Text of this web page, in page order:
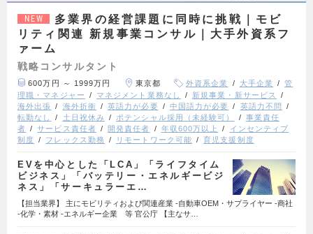
NEW
多業界の経営課題に同時に挑戦｜モビ
リティ関連 新規事業コンサル｜大手外資系フ
ァーム
戦略コンサルタント
600万円 ～ 1999万円 東京都 外資系企業 大手企業
管
理職・マネジャー
マネジメント業務なし
新規事業・新サービス
海外出張
海外折衝 英語力が必要 中国語力が必要
英語力不問
転勤なし
土日祝休み ポテンシャル採用（未経験可）
事業責任
者
サービス責任者 開発責任者 年収600万以上
インセンティブ
制度
フレックス勤務 リモートワーク可能 育児支援制度
EVを中心とした「LCA」「ライフタイム
ビジネス」「バッテリー・エネルギービジ
ネス」「サーキュラーエ…
【担当業界】 主にモビリティおよび関連産業 ‐自動車OEM・サプライヤー ‐商社
‐化学・素材 ‐エネルギー企業 等 官公庁 【主なサ…